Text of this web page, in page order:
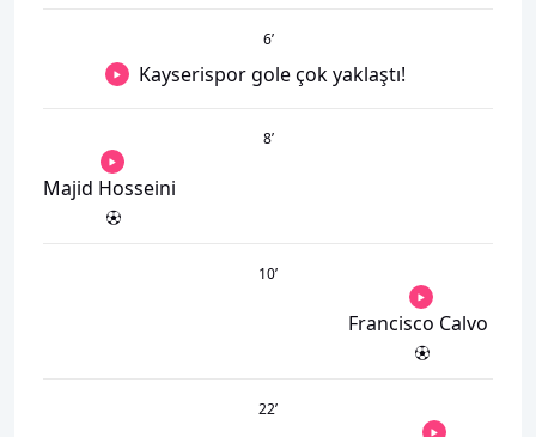
6’
Kayserispor gole çok yaklaştı!
8’
Majid Hosseini
10’
Francisco Calvo
22’